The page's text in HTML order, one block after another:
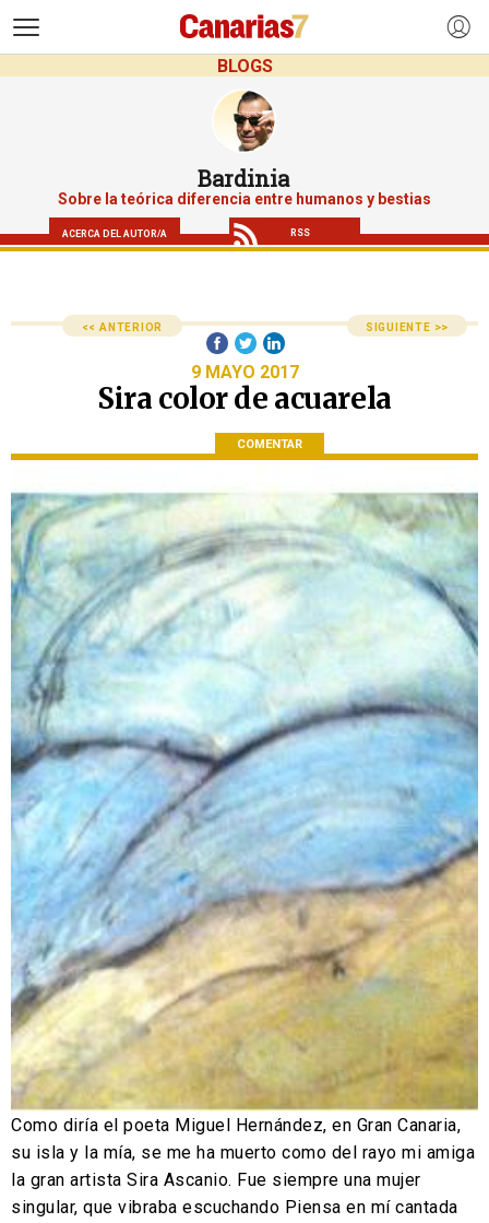
BLOGS
Bardinia
Sobre la teórica diferencia entre humanos y bestias
ACERCA DEL AUTOR/A RSS
<< ANTERIOR SIGUIENTE >>
9 MAYO 2017
Sira color de acuarela
COMENTAR
Como diría el poeta Miguel Hernández, en Gran Canaria,
su isla y la mía, se me ha muerto como del rayo mi amiga
la gran artista Sira Ascanio. Fue siempre una mujer
singular, que vibraba escuchando Piensa en mí cantada